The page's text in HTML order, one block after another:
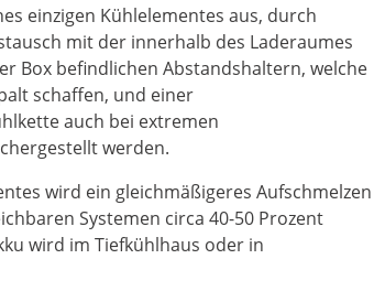
einzigen Kühlelementes aus, durch
mit der innerhalb des Laderaumes
Box befindlichen Abstandshaltern, welche
schaffen, und einer
auch bei extremen
werden.
wird ein gleichmäßigeres Aufschmelzen
Systemen circa 40-50 Prozent
wird im Tiefkühlhaus oder in